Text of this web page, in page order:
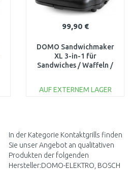
99,90 €
DOMO Sandwichmaker
XL 3-in-1 für
Sandwiches / Waffeln /
AUF EXTERNEM LAGER
Vergleichen
In der Kategorie Kontaktgrills finden
Sie unser Angebot an qualitativen
Produkten der folgenden
Hersteller:DOMO-ELEKTRO, BOSCH